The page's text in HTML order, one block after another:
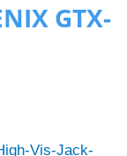
GTX-